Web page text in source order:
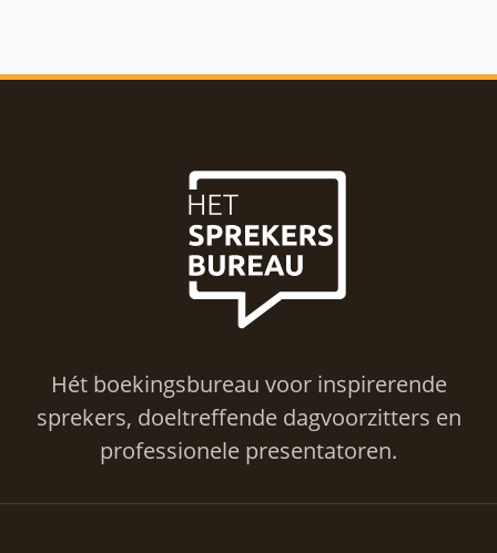
Hét boekingsbureau voor inspirerende
sprekers, doeltreffende dagvoorzitters en
professionele presentatoren.